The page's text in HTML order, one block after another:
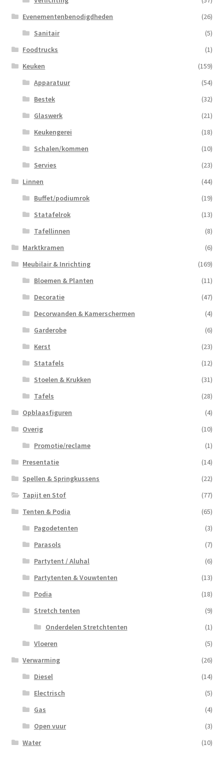
Evenementenbenodigdheden
(26)
Sanitair
(5)
Foodtrucks
(1)
Keuken
(159)
Apparatuur
(54)
Bestek
(32)
Glaswerk
(21)
Keukengerei
(18)
Schalen/kommen
(10)
Servies
(23)
Linnen
(44)
Buffet/podiumrok
(19)
Statafelrok
(13)
Tafellinnen
(8)
Marktkramen
(6)
Meubilair & Inrichting
(169)
Bloemen & Planten
(11)
Decoratie
(47)
Decorwanden & Kamerschermen
(4)
Garderobe
(6)
Kerst
(23)
Statafels
(12)
Stoelen & Krukken
(31)
Tafels
(28)
Opblaasfiguren
(4)
Overig
(10)
Promotie/reclame
(1)
Presentatie
(14)
Spellen & Springkussens
(22)
Tapijt en Stof
(77)
Tenten & Podia
(65)
Pagodetenten
(3)
Parasols
(7)
Partytent / Aluhal
(6)
Partytenten & Vouwtenten
(13)
Podia
(18)
Stretch tenten
(9)
Onderdelen Stretchtenten
(1)
Vloeren
(5)
Verwarming
(26)
Diesel
(14)
Electrisch
(5)
Gas
(4)
Open vuur
(3)
Water
(10)